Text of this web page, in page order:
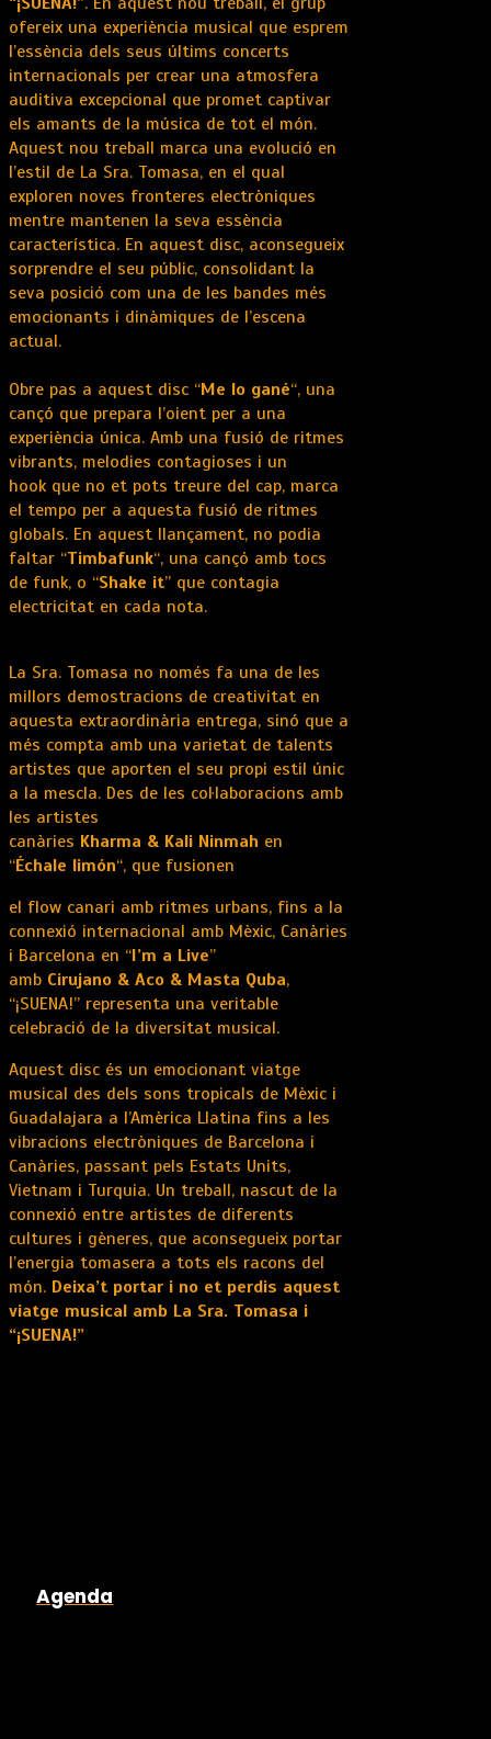
ofereix una experiència musical que esprem
l’essència dels seus últims concerts
internacionals per crear una atmosfera
auditiva excepcional que promet captivar
els amants de la música de tot el món.
Aquest nou treball marca una evolució en
l’estil de La Sra. Tomasa, en el qual
exploren noves fronteres electròniques
mentre mantenen la seva essència
característica. En aquest disc, aconsegueix
sorprendre el seu públic, consolidant la
seva posició com una de les bandes més
emocionants i dinàmiques de l’escena
actual.
Obre pas a aquest disc “Me lo gané“, una
cançó que prepara l’oient per a una
experiència única. Amb una fusió de ritmes
vibrants, melodies contagioses i un
hook que no et pots treure del cap, marca
el tempo per a aquesta fusió de ritmes
globals. En aquest llançament, no podia
faltar “Timbafunk“, una cançó amb tocs
de funk, o “Shake it” que contagia
electricitat en cada nota.
La Sra. Tomasa no només fa una de les
millors demostracions de creativitat en
aquesta extraordinària entrega, sinó que a
més compta amb una varietat de talents
artistes que aporten el seu propi estil únic
a la mescla. Des de les col·laboracions amb
les artistes
canàries Kharma & Kali Ninmah en
“Échale limón“, que fusionen
el flow canari amb ritmes urbans, fins a la
connexió internacional amb Mèxic, Canàries
i Barcelona en “I’m a Live”
amb Cirujano & Aco & Masta Quba,
“¡SUENA!” representa una veritable
celebració de la diversitat musical.
Aquest disc és un emocionant viatge
musical des dels sons tropicals de Mèxic i
Guadalajara a l’Amèrica Llatina fins a les
vibracions electròniques de Barcelona i
Canàries, passant pels Estats Units,
Vietnam i Turquia. Un treball, nascut de la
connexió entre artistes de diferents
cultures i gèneres, que aconsegueix portar
l’energia tomasera a tots els racons del
món. Deixa’t portar i no et perdis aquest
viatge musical amb La Sra. Tomasa i
“¡SUENA!”
Agenda